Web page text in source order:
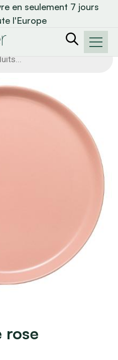
en seulement 7 jours
l'Europe
rose